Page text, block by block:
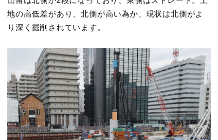
地の高低差があり、北側が高い為か、現状は北側がよ
り深く掘削されています。